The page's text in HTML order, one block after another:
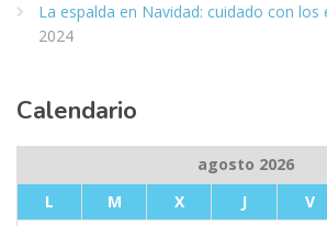
La espalda en Navidad: cuidado con los
2024
Calendario
agosto 2026
L
M X J V